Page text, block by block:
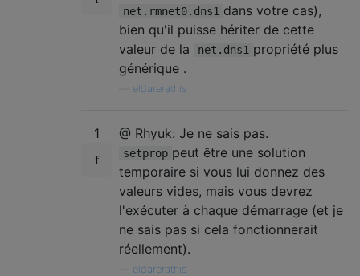
net.rmnet0.dns1 dans votre cas),
bien qu'il puisse hériter de cette
valeur de la
net.dns1 propriété plus
générique .
eldarerathis
1 @ Rhyuk: Je ne sais pas.
setprop peut être une solution
temporaire si vous lui donnez des
valeurs vides, mais vous devrez
l'exécuter à chaque démarrage (et je
ne sais pas si cela fonctionnerait
réellement).
eldarerathis